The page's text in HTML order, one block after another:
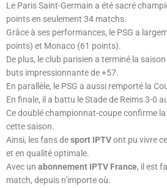
Le Paris Saint-Germain a été sacré
points en seulement 34 matchs.
Grâce à ses performances, le PSG a
points) et Monaco (61 points).
De plus, le club parisien a terminé la
buts impressionnante de +57.
En parallèle, le PSG a aussi remporté la
En finale, il a battu le Stade de Reims 3-0
Ce doublé championnat-coupe confirme
cette saison.
Ainsi, les fans desport IPTVont pu vivre
et en qualité optimale.
Avec un abonnement IPTV France, il est
match, depuis n’importe où.